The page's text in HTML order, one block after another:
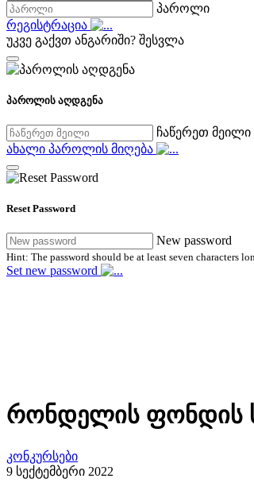
პაროლი
რეგისტრაცია
უკვე გაქვთ ანგარიში? შესვლა
პაროლის აღდგენა
ჩაწერეთ მეილი
ახალი პაროლის მიღება
Reset Password
New password
Hint: The password should be at least seven characters
Set new password
რონდელის ფონდის
კონკურსები
9 სექტემბერი 2022